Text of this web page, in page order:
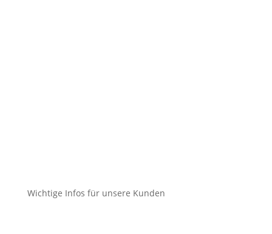
Wichtige Infos für unsere Kunden